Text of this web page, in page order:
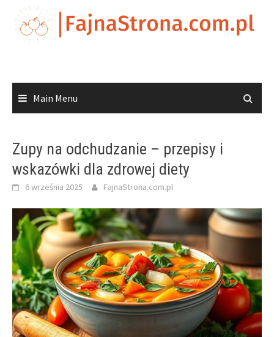
content
Main Menu
Zupy na odchudzanie – przepisy i
wskazówki dla zdrowej diety
6 września 2025 FajnaStrona.com.pl